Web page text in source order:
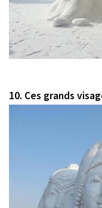
10. Ces grands